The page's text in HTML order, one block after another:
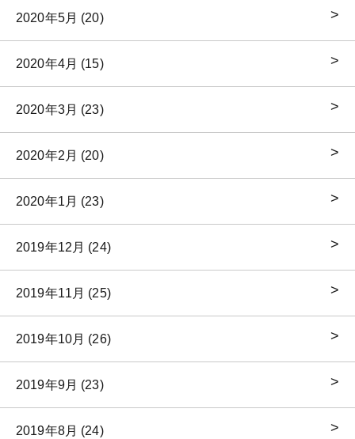
2020年5月 (20)
2020年4月 (15)
2020年3月 (23)
2020年2月 (20)
2020年1月 (23)
2019年12月 (24)
2019年11月 (25)
2019年10月 (26)
2019年9月 (23)
2019年8月 (24)